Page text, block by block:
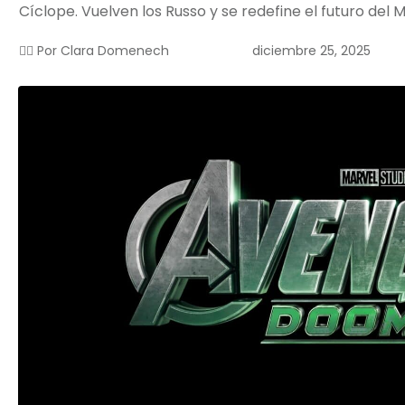
Cíclope. Vuelven los Russo y se redefine el futuro del
✍🏻 Por Clara Domenech diciembre 25, 2025